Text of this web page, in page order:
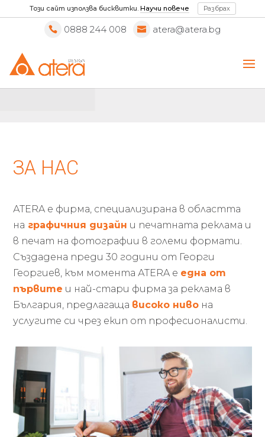
0888 244 008 atera@atera.bg
ЗА НАС
АТERA е фирма, специализирана в областта
на графичния дизайн и печатната реклама и
в печат на фотографии в големи формати.
Създадена преди 30 години от Георги
Георгиев, към момента АТERA е една от
първите и най-стари фирма за реклама в
България, предлагаща високо ниво на
услугите си чрез екип от професионалисти.
Този сайт използва бисквитки. Научи повече Разбрах